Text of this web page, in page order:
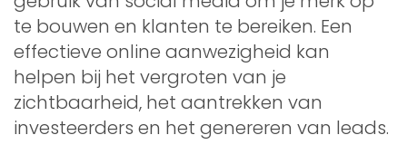
te bouwen en klanten te bereiken. Een
effectieve online aanwezigheid kan
helpen bij het vergroten van je
zichtbaarheid, het aantrekken van
investeerders en het genereren van leads.